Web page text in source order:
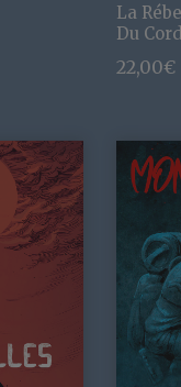
La
Du
22,00€